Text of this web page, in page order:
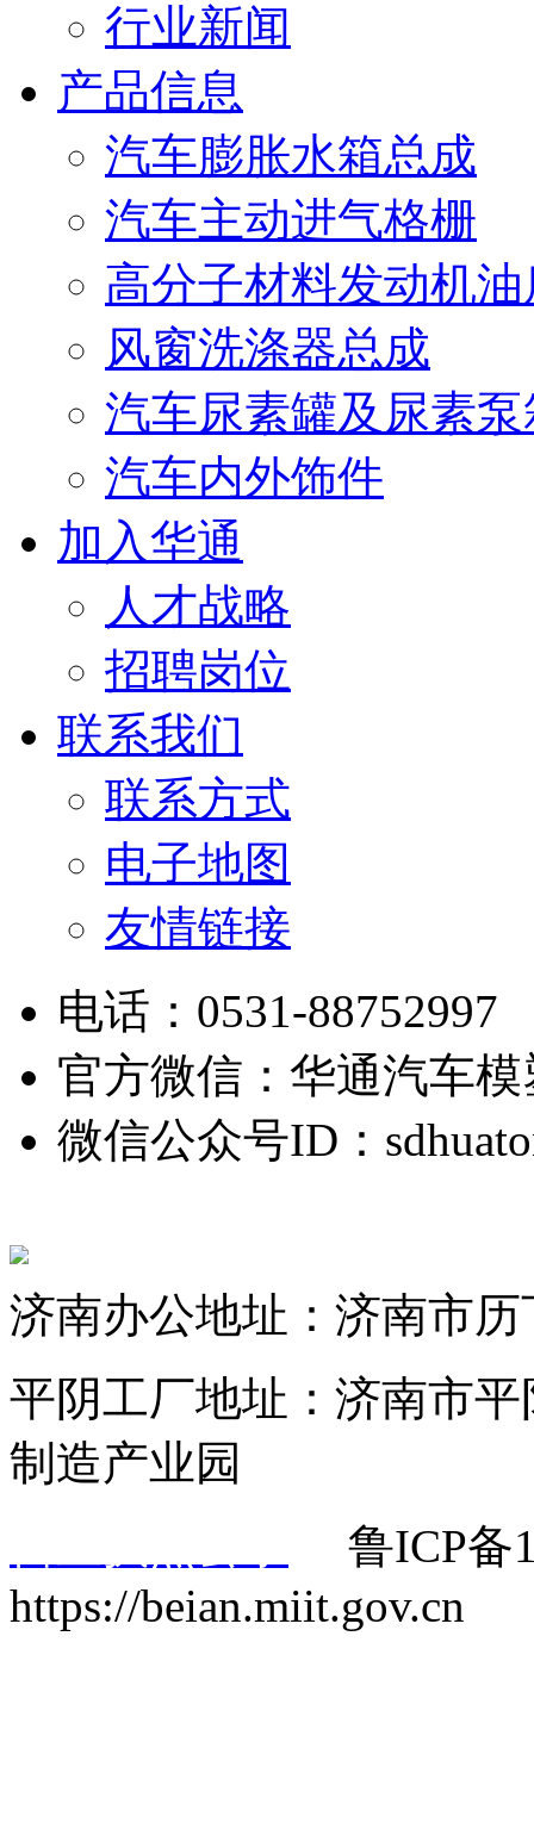
行业新闻
产品信息
汽车膨胀水箱总成
汽车主动进气格栅
高分子材料发动机
风窗洗涤器总成
汽车尿素罐及尿素泵
汽车内外饰件
加入华通
人才战略
招聘岗位
联系我们
联系方式
电子地图
友情链接
电话：0531-88752997
官方微信：华通汽车模
微信公众号ID：
济南办公地址：济南市
平阴工厂地址：济南市
制造产业园
鲁ICP备
https://beian.miit.gov.cn